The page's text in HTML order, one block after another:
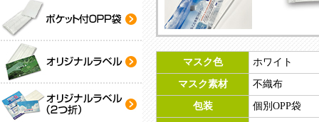
マスク色 ホワイト
マスク素材 不織布
包装 個別OPP袋